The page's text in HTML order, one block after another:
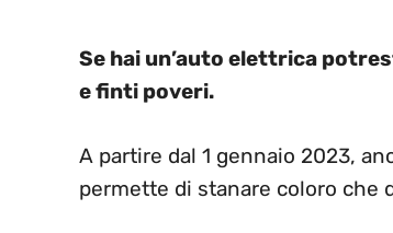
Se hai un’auto elettrica
e finti poveri.
A partire dal 1 gennaio 2023,
permette di stanare coloro che